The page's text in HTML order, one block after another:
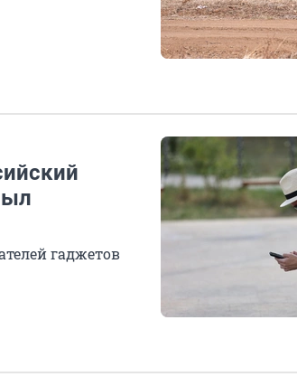
гаджетов